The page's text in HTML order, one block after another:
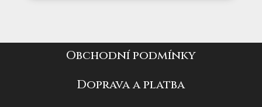
Obchodní podmínky
Doprava a platba